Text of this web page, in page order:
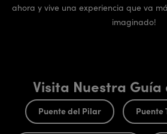
ahora y vive una experiencia que va
imaginado!
Visita Nuestra
Puente del Pilar Puente